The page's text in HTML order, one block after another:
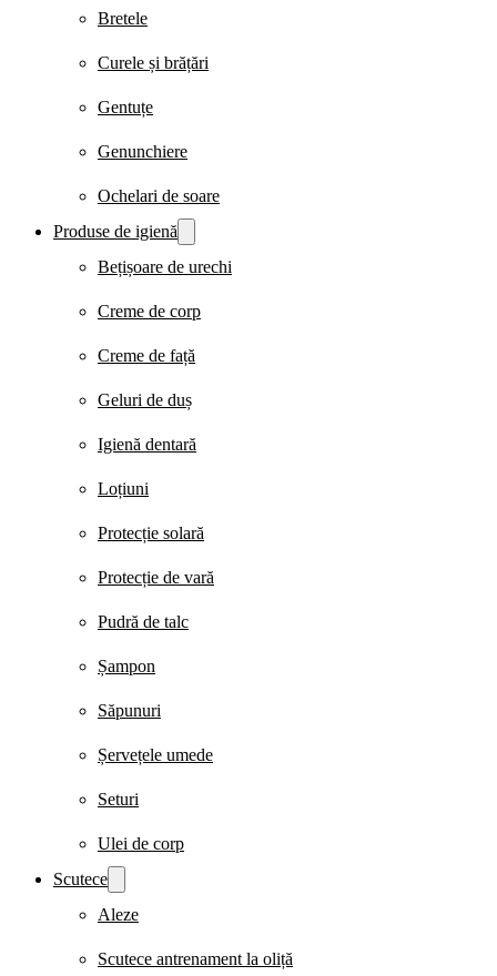
Bretele
Curele și brățări
Gentuțe
Genunchiere
Ochelari de soare
Produse de igienă
Bețișoare de urechi
Creme de corp
Creme de față
Geluri de duș
Igienă dentară
Loțiuni
Protecție solară
Protecție de vară
Pudră de talc
Șampon
Săpunuri
Șervețele umede
Seturi
Ulei de corp
Scutece
Aleze
Scutece antrenament la oliță